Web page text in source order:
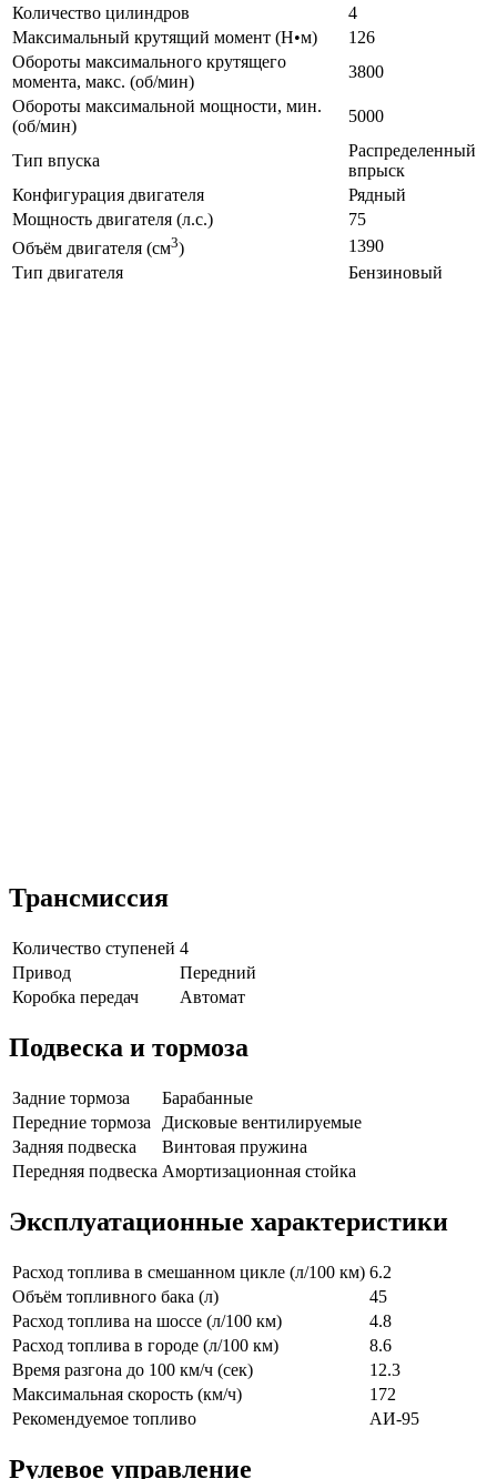
Количество цилиндров
4
Максимальный крутящий момент (Н•м)
126
Обороты максимального крутящего
момента, макс. (об/мин)
3800
Обороты максимальной мощности, мин.
(об/мин)
5000
Тип впуска
Распределенный
впрыск
Конфигурация двигателя
Рядный
Мощность двигателя (л.с.)
75
Объём двигателя (см3)
1390
Тип двигателя
Бензиновый
Трансмиссия
Количество ступеней 4
Привод
Передний
Коробка передач
Автомат
Подвеска и тормоза
Задние тормоза
Барабанные
Передние тормоза
Дисковые вентилируемые
Задняя подвеска
Винтовая пружина
Передняя подвеска Амортизационная стойка
Эксплуатационные характеристики
Расход топлива в смешанном цикле (л/100 км) 6.2
Объём топливного бака (л)
45
Расход топлива на шоссе (л/100 км)
4.8
Расход топлива в городе (л/100 км)
8.6
Время разгона до 100 км/ч (сек)
12.3
Максимальная скорость (км/ч)
172
Рекомендуемое топливо
АИ-95
Рулевое управление